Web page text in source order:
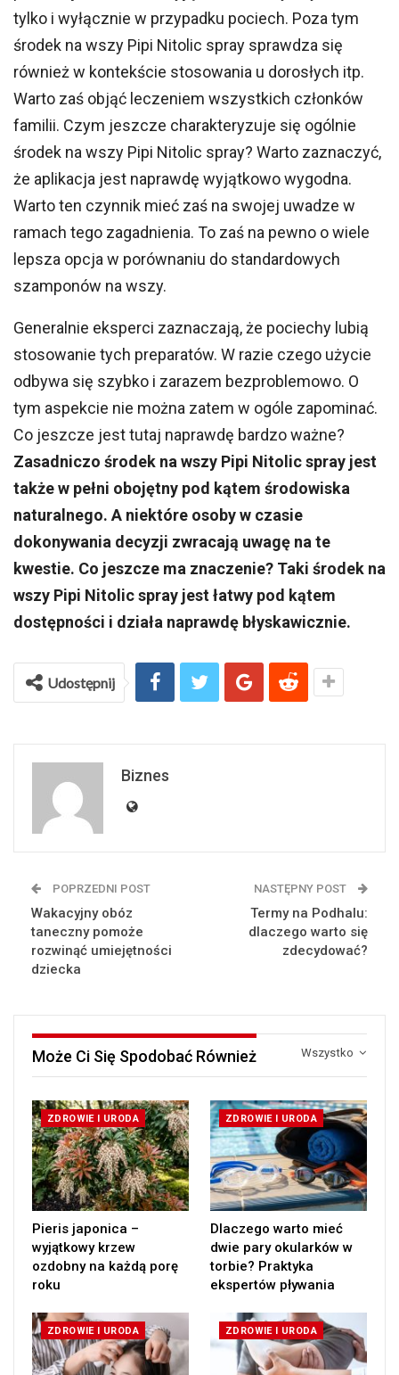
tylko i wyłącznie w przypadku pociech. Poza tym
środek na wszy Pipi Nitolic spray sprawdza się
również w kontekście stosowania u dorosłych itp.
Warto zaś objąć leczeniem wszystkich członków
familii. Czym jeszcze charakteryzuje się ogólnie
środek na wszy Pipi Nitolic spray? Warto zaznaczyć,
że aplikacja jest naprawdę wyjątkowo wygodna.
Warto ten czynnik mieć zaś na swojej uwadze w
ramach tego zagadnienia. To zaś na pewno o wiele
lepsza opcja w porównaniu do standardowych
szamponów na wszy.
Generalnie eksperci zaznaczają, że pociechy lubią
stosowanie tych preparatów. W razie czego użycie
odbywa się szybko i zarazem bezproblemowo. O
tym aspekcie nie można zatem w ogóle zapominać.
Co jeszcze jest tutaj naprawdę bardzo ważne?
Zasadniczo środek na wszy Pipi Nitolic spray jest
także w pełni obojętny pod kątem środowiska
naturalnego. A niektóre osoby w czasie
dokonywania decyzji zwracają uwagę na te
kwestie. Co jeszcze ma znaczenie? Taki środek na
wszy Pipi Nitolic spray jest łatwy pod kątem
dostępności i działa naprawdę błyskawicznie.
Udostępnij
Biznes
POPRZEDNI POST
Wakacyjny obóz
taneczny pomoże
rozwinąć umiejętności
dziecka
NASTĘPNY POST
Termy na Podhalu:
dlaczego warto się
zdecydować?
Wszystko
Może Ci Się Spodobać Również
ZDROWIE I URODA
Pieris japonica –
wyjątkowy krzew
ozdobny na każdą porę
roku
ZDROWIE I URODA
Dlaczego warto mieć
dwie pary okularków w
torbie? Praktyka
ekspertów pływania
ZDROWIE I URODA ZDROWIE I URODA